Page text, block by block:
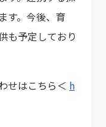
す。今後、育
も予定しており
せはこちら＜ h